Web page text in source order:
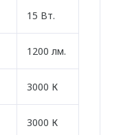
15 Вт.
1200 лм.
3000 К
3000 К